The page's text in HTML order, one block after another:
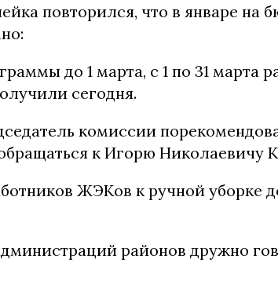
повторился, что в январе на
до 1 марта, с 1 по 31 марта
сегодня.
комиссии
к Игорю Николаевичу
ЖЭКов к ручной уборке
районов дружно